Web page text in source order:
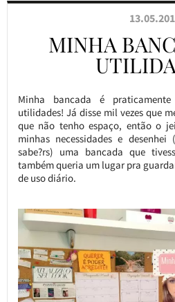
MINHA
Minha bancada é
utilidades! Já disse mil vezes que
que não tenho espaço, então o
minhas necessidades e
sabe?rs) uma bancada que
também queria um lugar pra
de uso diário.